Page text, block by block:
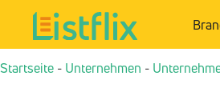
Startseite - Unternehmen -